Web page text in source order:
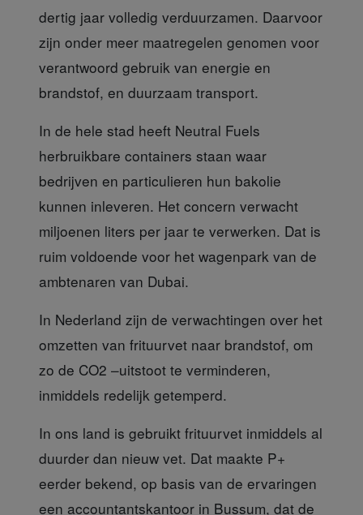
dertig jaar volledig verduurzamen. Daarvoor
zijn onder meer maatregelen genomen voor
verantwoord gebruik van energie en
brandstof, en duurzaam transport.
In de hele stad heeft Neutral Fuels
herbruikbare containers staan waar
bedrijven en particulieren hun bakolie
kunnen inleveren. Het concern verwacht
miljoenen liters per jaar te verwerken. Dat is
ruim voldoende voor het wagenpark van de
ambtenaren van Dubai.
In Nederland zijn de verwachtingen over het
omzetten van frituurvet naar brandstof, om
zo de CO2 –uitstoot te verminderen,
inmiddels redelijk getemperd.
In ons land is gebruikt frituurvet inmiddels al
duurder dan nieuw vet. Dat maakte P+
eerder bekend, op basis van de ervaringen
een accountantskantoor in Bussum, dat de